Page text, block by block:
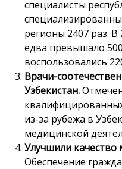
специалисты
регионы 2407 раз. В
едва превышало
воспользовались
Врачи-
Узбекистан.
из-за рубежа в
медицинской
Улучшили качество
Обеспечение